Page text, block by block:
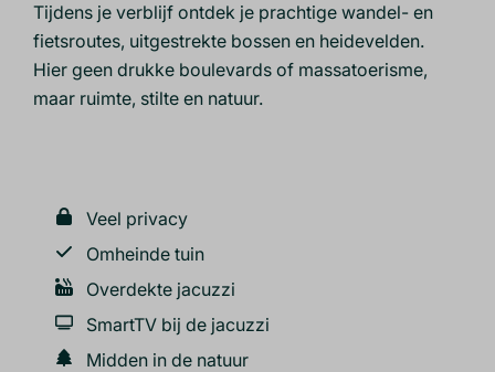
Tijdens je verblijf ontdek je prachtige wandel- en
fietsroutes, uitgestrekte bossen en heidevelden.
Hier geen drukke boulevards of massatoerisme,
maar ruimte, stilte en natuur.
Veel privacy
Omheinde tuin
Overdekte jacuzzi
SmartTV bij de jacuzzi
Midden in de natuur